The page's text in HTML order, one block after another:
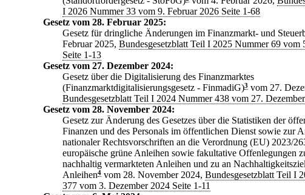
I 2026 Nummer 33 vom 9. Februar 2026 Seite 1-68
Gesetz vom 28. Februar 2025:
Gesetz für dringliche Änderungen im Finanzmarkt- und
Februar 2025, Bundesgesetzblatt Teil I 2025 Nummer 69 vom
Seite 1-13
Gesetz vom 27. Dezember 2024:
Gesetz über die Digitalisierung des Finanzmarktes
(Finanzmarktdigitalisierungsgesetz - FinmadiG)3 vom 27.
Bundesgesetzblatt Teil I 2024 Nummer 438 vom 27.
Gesetz vom 28. November 2024:
Gesetz zur Änderung des Gesetzes über die Statistiken der
Finanzen und des Personals im öffentlichen Dienst sowie zur
nationaler Rechtsvorschriften an die Verordnung (EU) 2023/
europäische grüne Anleihen sowie fakultative Offenlegungen
nachhaltig vermarkteten Anleihen und zu an
Anleihen4 vom 28. November 2024, Bundesgesetzblatt Teil I
377 vom 3. Dezember 2024 Seite 1-11